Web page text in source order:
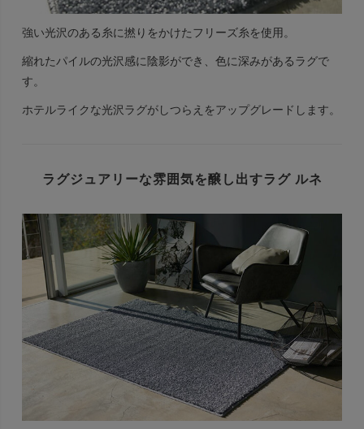
強い光沢のある糸に撚りをかけたフリーズ糸を使用。
縮れたパイルの光沢感に陰影ができ、色に深みがあるラグで
す。
ホテルライクな光沢ラグがしつらえをアップグレードします。
ラグジュアリーな雰囲気を醸し出すラグ ルネ